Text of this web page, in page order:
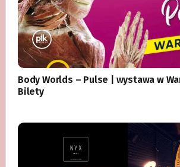
Body Worlds – Pulse | wystawa w
Bilety